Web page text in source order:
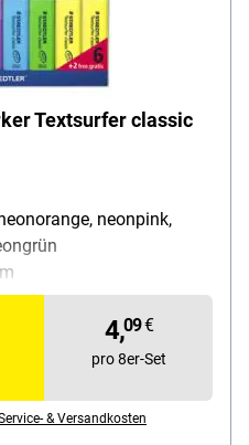
Textsurfer classic
neonpink,
geeignet, schnell
auch bei hohem Druck
Drehkappe mit
4,09€
pro 8er-Set
& Versandkosten